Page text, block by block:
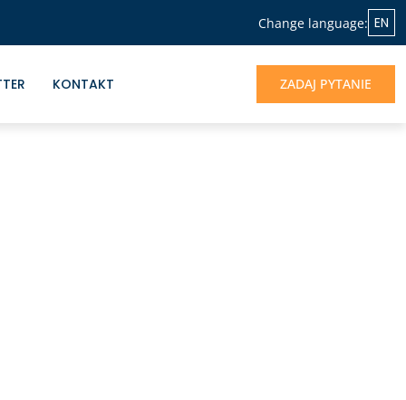
Change language: EN
KONTAKT ZADAJ PYTANIE